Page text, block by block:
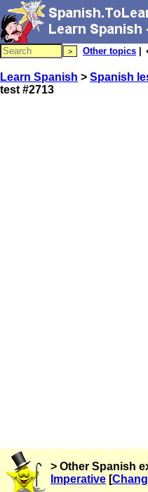
Other topics |
Learn Spanish > Spanish
test #2713
> Other Spanish
Imperative [